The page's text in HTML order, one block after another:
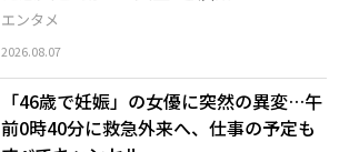
エンタメ
2026.08.07
「46歳で妊娠」の女優に突然の異変…午
前0時40分に救急外来へ、仕事の予定も